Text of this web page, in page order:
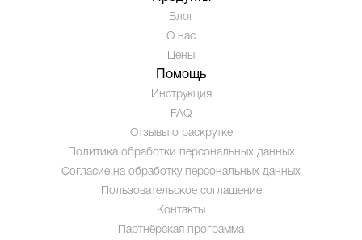
Блог
О нас
Цены
Помощь
Инструкция
FAQ
Отзывы о раскрутке
Политика обработки персональных данных
Согласие на обработку персональных данных
Пользовательское соглашение
Контакты
Партнёрская программа